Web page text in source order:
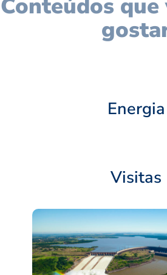
Conteúdos que
Energia
Visitas